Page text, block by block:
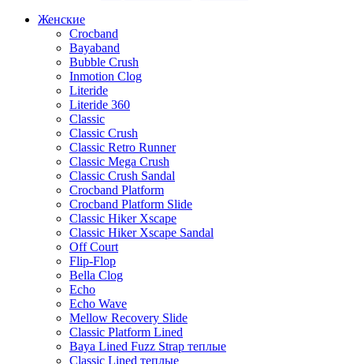
Женские
Crocband
Bayaband
Bubble Crush
Inmotion Clog
Literide
Literide 360
Classic
Classic Crush
Classic Retro Runner
Classic Mega Crush
Classic Crush Sandal
Crocband Platform
Crocband Platform Slide
Classic Hiker Xscape
Classic Hiker Xscape Sandal
Off Court
Flip-Flop
Bella Clog
Echo
Echo Wave
Mellow Recovery Slide
Classic Platform Lined
Baya Lined Fuzz Strap теплые
Classic Lined теплые